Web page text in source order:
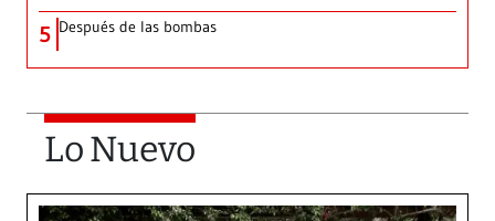
5 Después de las bombas
Lo Nuevo